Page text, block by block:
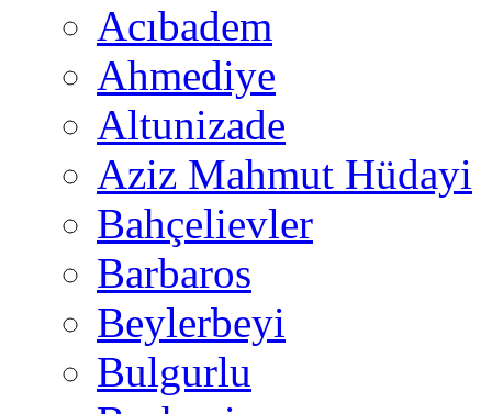
Acıbadem
Ahmediye
Altunizade
Aziz Mahmut Hüdayi
Bahçelievler
Barbaros
Beylerbeyi
Bulgurlu